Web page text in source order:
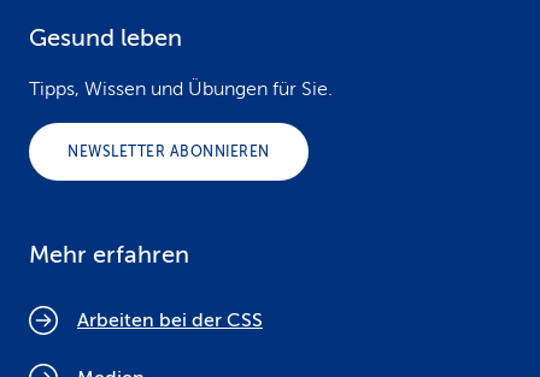
Gesund leben
Tipps, Wissen und Übungen für Sie.
NEWSLETTER ABONNIEREN
Mehr erfahren
Arbeiten bei der CSS